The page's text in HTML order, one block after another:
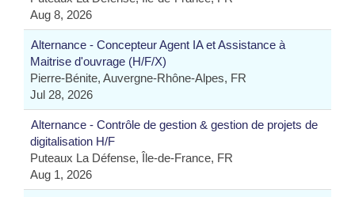
Aug 8, 2026
Alternance - Concepteur Agent IA et Assistance à
Maitrise d'ouvrage (H/F/X)
Pierre-Bénite, Auvergne-Rhône-Alpes, FR
Jul 28, 2026
Alternance - Contrôle de gestion & gestion de projets de
digitalisation H/F
Puteaux La Défense, Île-de-France, FR
Aug 1, 2026